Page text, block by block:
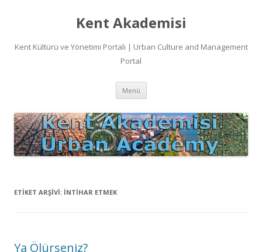
Kent Akademisi
Kent Kültürü ve Yönetimi Portalı | Urban Culture and Management
Portal
Menü İçeriğe
ETIKET ARŞIVI: INTIHAR ETMEK
Ya Ölürseniz?